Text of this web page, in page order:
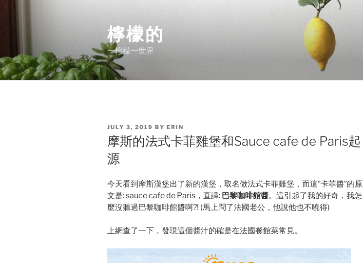
檸檬的
一檸檬一世界
POSTED
ON
JULY 3, 2019 BY ERIN
摩斯的法式卡菲雞堡和Sauce cafe de Paris起
源
今天看到摩斯漢堡出了新的漢堡，取名做法式卡菲雞堡，而這”卡菲醬”的原
文是: sauce cafe de Paris，直譯: 巴黎咖啡館醬。這引起了我的好奇，我怎
麼沒聽過巴黎咖啡館醬啊?! (馬上問了法國老公，他說他也不曉得)
上網查了一下，發現這個醬汁的確是在法國餐館菜常見。